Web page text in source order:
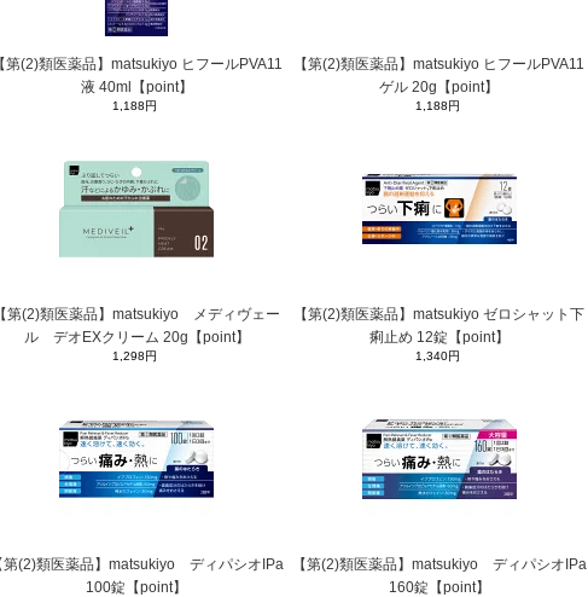
第(2)類医薬品】matsukiyo ヒフールPVA11
液 40ml【point】
1,188円
【第(2)類医薬品】matsukiyo ヒフールPVA11
ゲル 20g【point】
1,188円
第(2)類医薬品】matsukiyo メディヴェー
ル デオEXクリーム 20g【point】
1,298円
【第(2)類医薬品】matsukiyo ゼロシャット下
痢止め 12錠【point】
1,340円
第(2)類医薬品】matsukiyo ディパシオIPa
100錠【point】
【第(2)類医薬品】matsukiyo ディパシオIPa
160錠【point】